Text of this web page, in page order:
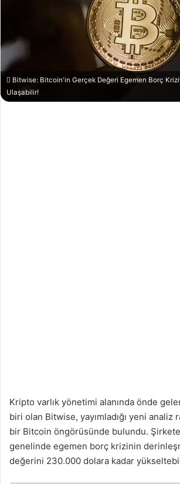
Bitwise: Bitcoin'in Gerçek Değeri Egemen Borç
Ulaşabilir!
Kripto varlık yönetimi alanında önde
biri olan Bitwise, yayımladığı yeni analiz
bir Bitcoin öngörüsünde bulundu.
genelinde egemen borç krizinin
değerini 230.000 dolara kadar